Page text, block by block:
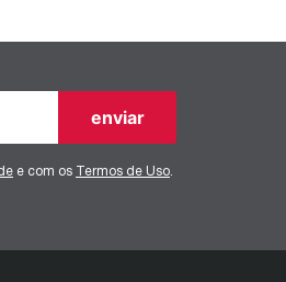
enviar
e com os Termos de Uso